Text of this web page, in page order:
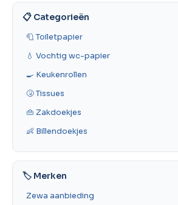
📋 Categorieën
🧻 Toiletpapier
💧 Vochtig wc-papier
🍳 Keukenrollen
🤧 Tissues
👜 Zakdoekjes
👶 Billendoekjes
🏷️ Merken
Zewa aanbieding